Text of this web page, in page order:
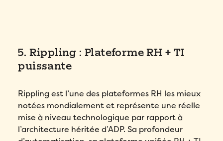
5. Rippling : Plateforme RH + TI
puissante
Rippling est l’une des plateformes RH les mieux
notées mondialement et représente une réelle
mise à niveau technologique par rapport à
l’architecture héritée d’ADP. Sa profondeur